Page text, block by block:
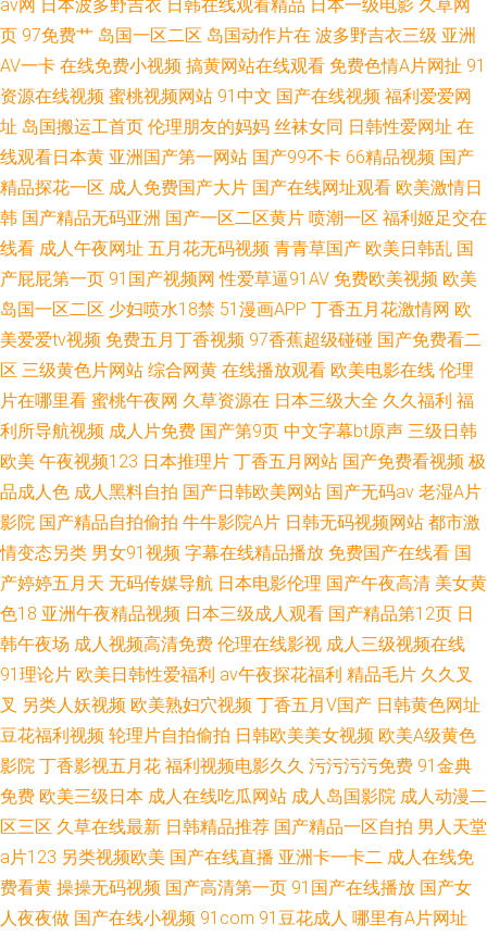
av网 日本波多野吉衣 日韩在线观看精品 日本一级电影 久草网
页 97免费艹 岛国一区二区 岛国动作片在 波多野吉衣三级 亚洲
AV一卡 在线免费小视频 搞黄网站在线观看 免费色情A片网扯 91
资源在线视频 蜜桃视频网站 91中文 国产在线视频 福利爱爱网
址 岛国搬运工首页 伦理朋友的妈妈 丝袜女同 日韩性爱网址 在
线观看日本黄 亚洲国产第一网站 国产99不卡 66精品视频 国产
精品探花一区 成人免费国产大片 国产在线网址观看 欧美激情日
韩 国产精品无码亚洲 国产一区二区黄片 喷潮一区 福利姬足交在
线看 成人午夜网址 五月花无码视频 青青草国产 欧美日韩乱 国
产屁屁第一页 91国产视频网 性爱草逼91AV 免费欧美视频 欧美
岛国一区二区 少妇喷水18禁 51漫画APP 丁香五月花激情网 欧
美爱爱tv视频 免费五月丁香视频 97香蕉超级碰碰 国产免费看二
区 三级黄色片网站 综合网黄 在线播放观看 欧美电影在线 伦理
片在哪里看 蜜桃午夜网 久草资源在 日本三级大全 久久福利 福
利所导航视频 成人片免费 国产第9页 中文字幕bt原声 三级日韩
欧美 午夜视频123 日本推理片 丁香五月网站 国产免费看视频 极
品成人色 成人黑料自拍 国产日韩欧美网站 国产无码av 老湿A片
影院 国产精品自拍偷拍 牛牛影院A片 日韩无码视频网站 都市激
情变态另类 男女91视频 字幕在线精品播放 免费国产在线看 国
产婷婷五月天 无码传媒导航 日本电影伦理 国产午夜高清 美女黄
色18 亚洲午夜精品视频 日本三级成人观看 国产精品第12页 日
韩午夜场 成人视频高清免费 伦理在线影视 成人三级视频在线
91理论片 欧美日韩性爱福利 av午夜探花福利 精品毛片 久久叉
叉 另类人妖视频 欧美熟妇穴视频 丁香五月V国产 日韩黄色网址
豆花福利视频 轮理片自拍偷拍 日韩欧美美女视频 欧美A级黄色
影院 丁香影视五月花 福利视频电影久久 污污污污免费 91金典
免费 欧美三级日本 成人在线吃瓜网站 成人岛国影院 成人动漫二
区三区 久草在线最新 日韩精品推荐 国产精品一区自拍 男人天堂
a片123 另类视频欧美 国产在线直播 亚洲卡一卡二 成人在线免
费看黄 操操无码视频 国产高清第一页 91国产在线播放 国产女
人夜夜做 国产在线小视频 91com 91豆花成人 哪里有A片网址